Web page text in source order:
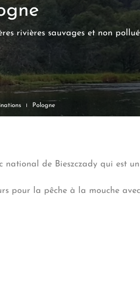
rivières sauvages et non
Pologne
de Bieszczady qui est
pour la pêche à la mouche